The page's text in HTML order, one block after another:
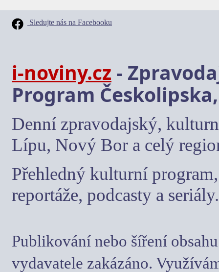
Sledujte nás na Facebooku
i-noviny.cz -
Program
Denní zpravodajský,
Lípu, Nový Bor a celý
Přehledný kulturní
reportáže, podcasty a seriály.
Publikování nebo šíření
vydavatele zakázáno.